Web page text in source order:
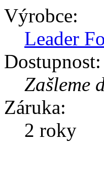
Výrobce:
Leader
Dostupnost:
Zašleme
Záruka:
2 roky